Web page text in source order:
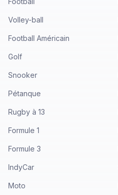
Volley-ball
Football Américain
Golf
Snooker
Pétanque
Rugby à 13
Formule 1
Formule 3
IndyCar
Moto